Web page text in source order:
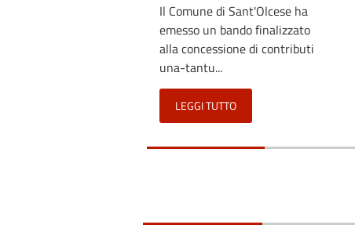
Il Comune di Sant'Olcese ha
emesso un bando finalizzato
alla concessione di contributi
una-tantu...
LEGGI TUTTO